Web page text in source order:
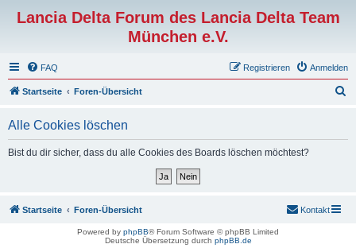
Lancia Delta Forum des Lancia Delta Team
München e.V.
FAQ Anmelden
Registrieren
Startseite Foren-Übersicht
Alle Cookies löschen
Bist du dir sicher, dass du alle Cookies des Boards löschen möchtest?
Startseite Foren-Übersicht Kontakt
Powered by phpBB® Forum Software © phpBB Limited
Deutsche Übersetzung durch phpBB.de